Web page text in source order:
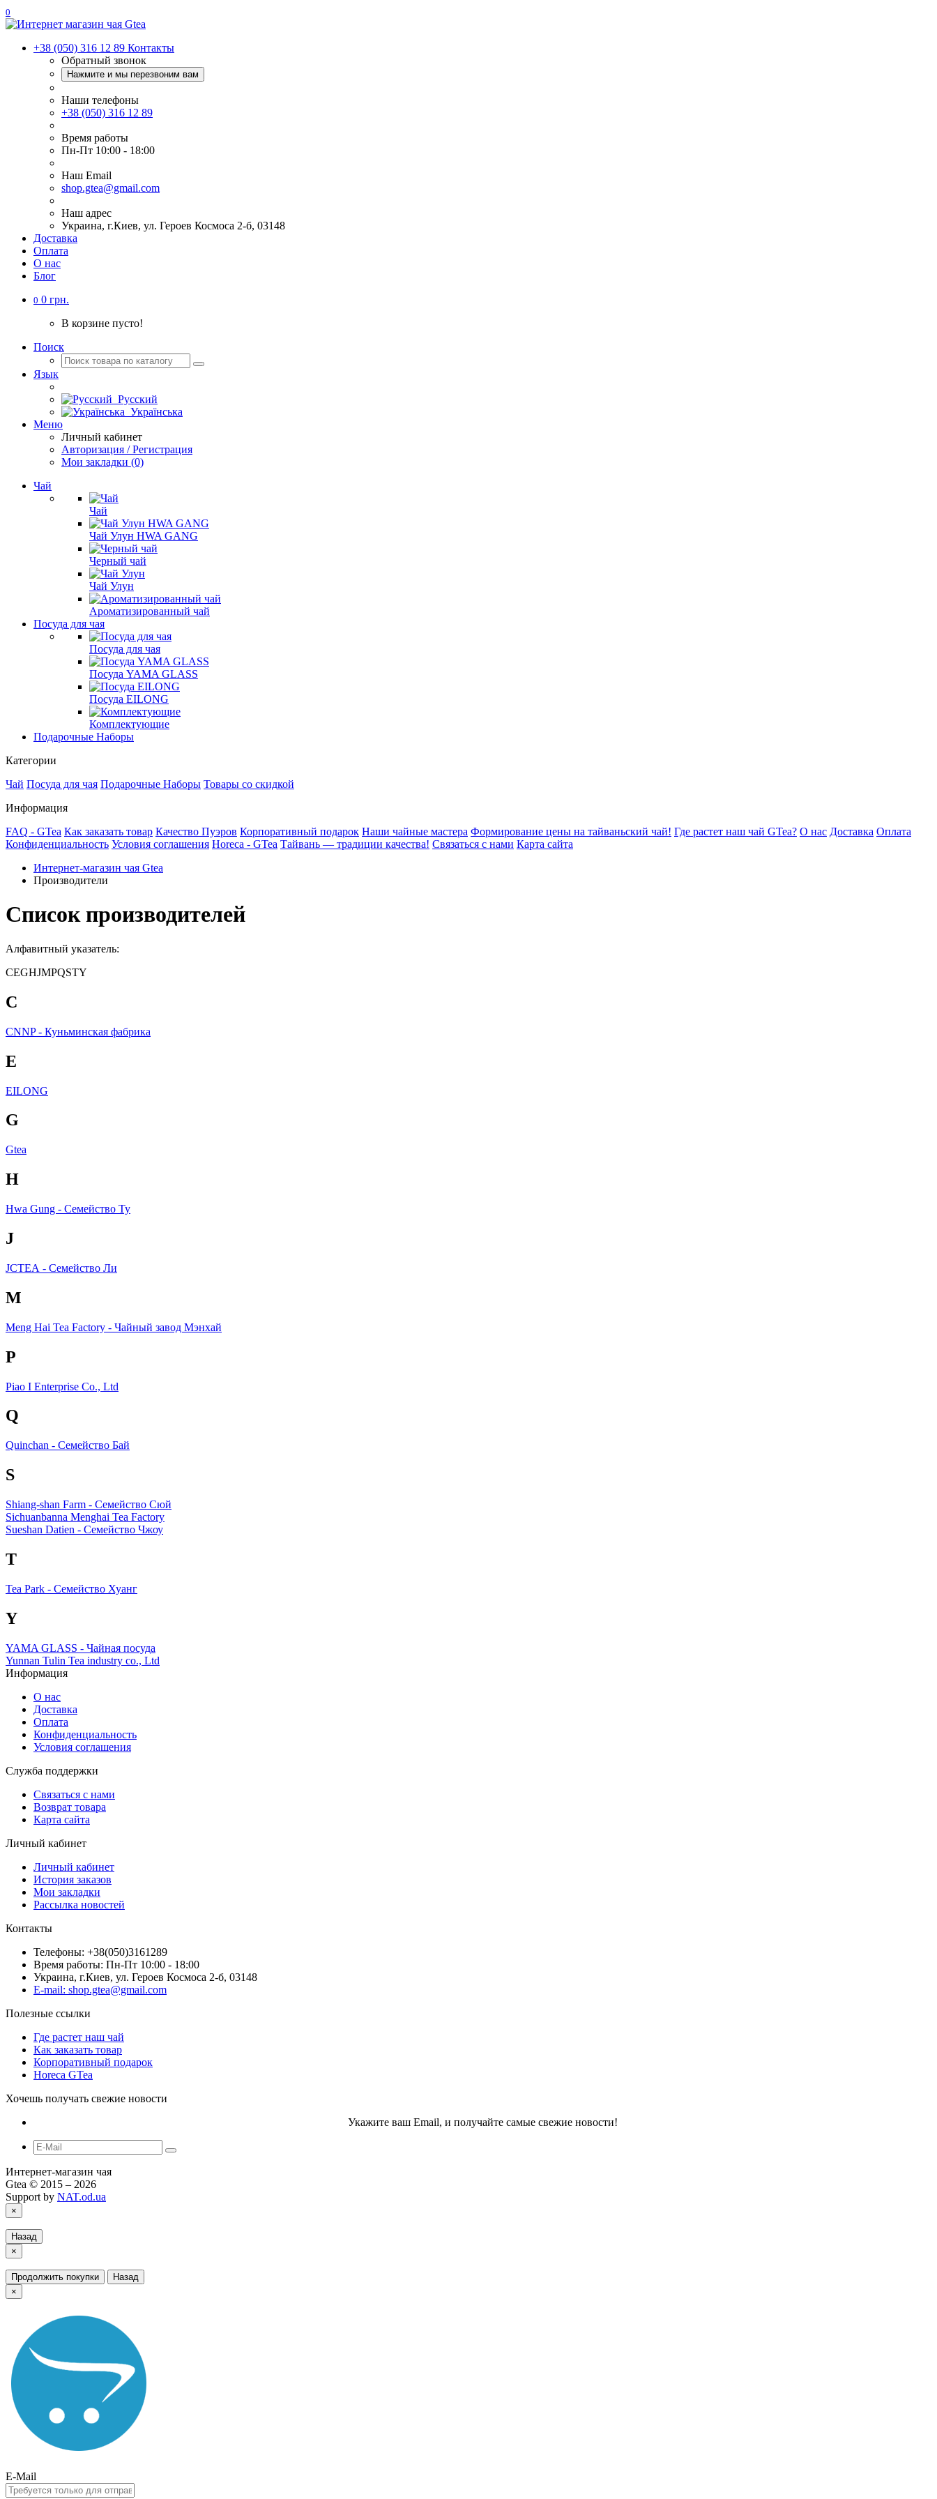
0
+38 (050) 316 12 89 Контакты
Обратный звонок
Нажмите и мы перезвоним вам
Наши телефоны
+38 (050) 316 12 89
Время работы
Пн-Пт 10:00 - 18:00
Наш Еmail
shop.gtea@gmail.com
Наш адрес
Украина, г.Киев, ул. Героев Космоса 2-б, 03148
Доставка
Оплата
О нас
Блог
0 0 грн.
В корзине пусто!
Поиск
Язык
Русский
Українська
Меню
Личный кабинет
Авторизация / Регистрация
Мои закладки (0)
Чай
Чай
Чай Улун HWA GANG
Черный чай
Чай Улун
Ароматизированный чай
Посуда для чая
Посуда для чая
Посуда YAMA GLASS
Посуда EILONG
Комплектующие
Подарочные Наборы
Категории
Чай Посуда для чая Подарочные Наборы Товары со скидкой
Информация
FAQ - GTea Как заказать товар Качество Пуэров Корпоративный подарок Наши чайные мастера Формирование цены на тайваньский чай! Где растет наш чай GTea? О нас Доставка Оплата
Конфиденциальность Условия соглашения Horeca - GTea Тайвань — традиции качества! Связаться с нами Карта сайта
Интернет-магазин чая Gtea
Производители
Список производителей
Алфавитный указатель:
CEGHJMPQSTY
C
CNNP - Куньминская фабрика
E
EILONG
G
Gtea
H
Hwa Gung - Семейство Ту
J
JСТЕА - Семейство Ли
M
Meng Hai Tea Factory - Чайный завод Мэнхай
P
Piao I Enterprise Co., Ltd
Q
Quinchan - Семейство Бай
S
Shiang-shan Farm - Семейство Сюй
Sichuanbanna Menghai Tea Factory
Sueshan Datien - Семейство Чжоу
T
Tea Park - Семейство Хуанг
Y
YAMA GLASS - Чайная посуда
Yunnan Tulin Tea industry co., Ltd
Информация
О нас
Доставка
Оплата
Конфиденциальность
Условия соглашения
Служба поддержки
Связаться с нами
Возврат товара
Карта сайта
Личный кабинет
Личный кабинет
История заказов
Мои закладки
Рассылка новостей
Контакты
Телефоны: +38(050)3161289
Время работы: Пн-Пт 10:00 - 18:00
Украина, г.Киев, ул. Героев Космоса 2-б, 03148
E-mail: shop.gtea@gmail.com
Полезные ссылки
Где растет наш чай
Как заказать товар
Корпоративный подарок
Horeca GTea
Хочешь получать свежие новости
Укажите ваш Email, и получайте самые свежие новости!
Интернет-магазин чая
Gtea © 2015 – 2026
Support by NAT.od.ua
×
Назад
×
Продолжить покупки
Назад
×
E-Mail